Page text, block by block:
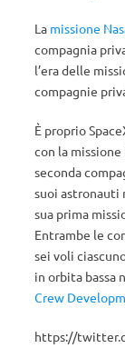
La missione
compagnia
l’era delle
compagnie
È proprio
con la
seconda
suoi astronauti
sua prima
Entrambe le
sei voli
in orbita bassa
Crew
https://